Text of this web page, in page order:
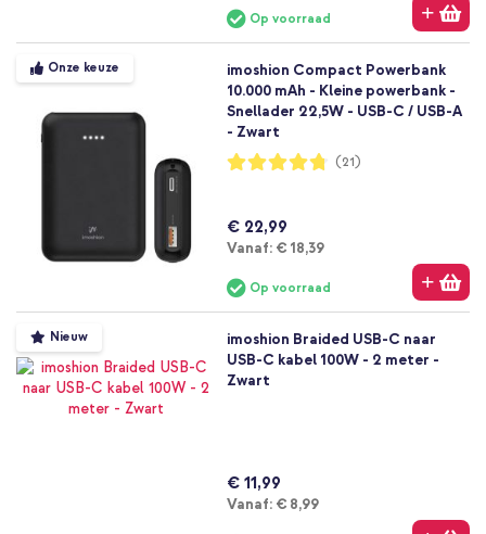
Op voorraad
Onze keuze
imoshion Compact Powerbank
10.000 mAh - Kleine powerbank -
Snellader 22,5W - USB-C / USB-A
- Zwart
Waardering:
95%
(21)
€ 22,99
Vanaf: Vanaf
€ 18,39
Op voorraad
Nieuw
imoshion Braided USB-C naar
USB-C kabel 100W - 2 meter -
Zwart
€ 11,99
Vanaf: Vanaf
€ 8,99